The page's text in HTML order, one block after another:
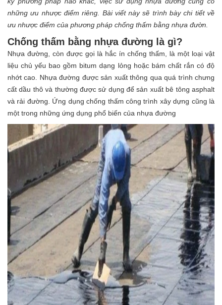
những ưu nhược điểm riêng. Bài viết này sẽ trình bày chi tiết về
ưu nhược điểm của phương pháp chống thấm bằng nhựa đườn.
Chống thấm bằng nhựa đường là gì?
Nhựa đường, còn được gọi là hắc ín chống thấm, là một loại vật
liệu chủ yếu bao gồm bitum dạng lỏng hoặc bám chất rắn có độ
nhớt cao. Nhựa đường được sản xuất thông qua quá trình chưng
cất dầu thô và thường được sử dụng để sản xuất bê tông asphalt
và rải đường. Ứng dụng chống thấm công trình xây dựng cũng là
một trong những ứng dụng phổ biến của nhựa đường